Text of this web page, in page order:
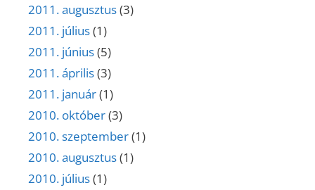
2011. augusztus(3)
2011. július(1)
2011. június(5)
2011. április(3)
2011. január(1)
2010. október(3)
2010. szeptember(1)
2010. augusztus(1)
2010. július(1)